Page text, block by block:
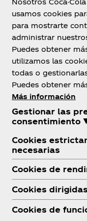
Sobre nosotros
¿Necesitas
Nosotros Coca-
usamos cookies
para mostrarte
administrar
Puedes obtener
utilizamos las
todas o
Puedes obtener
Más información
Gestionar las
consentimiento
Cookies
necesarias
Cookies de
Cookies dirigidas
Cookies de